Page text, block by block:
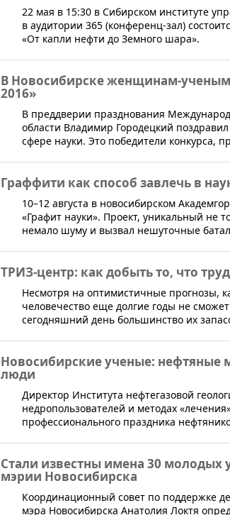
​​22 мая в 15:30 в Сибирском институте
в аудитории 365 (конференц-зал)
«От капли нефти до Земного шара».
В Новосибирске женщинам-
2016»
В преддверии празднования
области Владимир Городецкий
сфере науки. Это победители конкурса,
Граффити как способ завлечь в
​10–12 августа в новосибирском
«Графит науки». Проект, уникальный не
немало шуму и вызвал нешуточные
ТРИЗ-центр: как добыть то, что
Несмотря на оптимистичные прогнозы,
человечество еще долгие годы не
сегодняшний день большинство их
Новосибирские ученые: нефтяные
люди
​Директор Института нефтегазовой
недропользователей и методах
профессионального праздника
Стали известны имена 30 молодых
мэрии Новосибирска
​​Координационный совет по поддержке
мэра Новосибирска Анатолия Локтя